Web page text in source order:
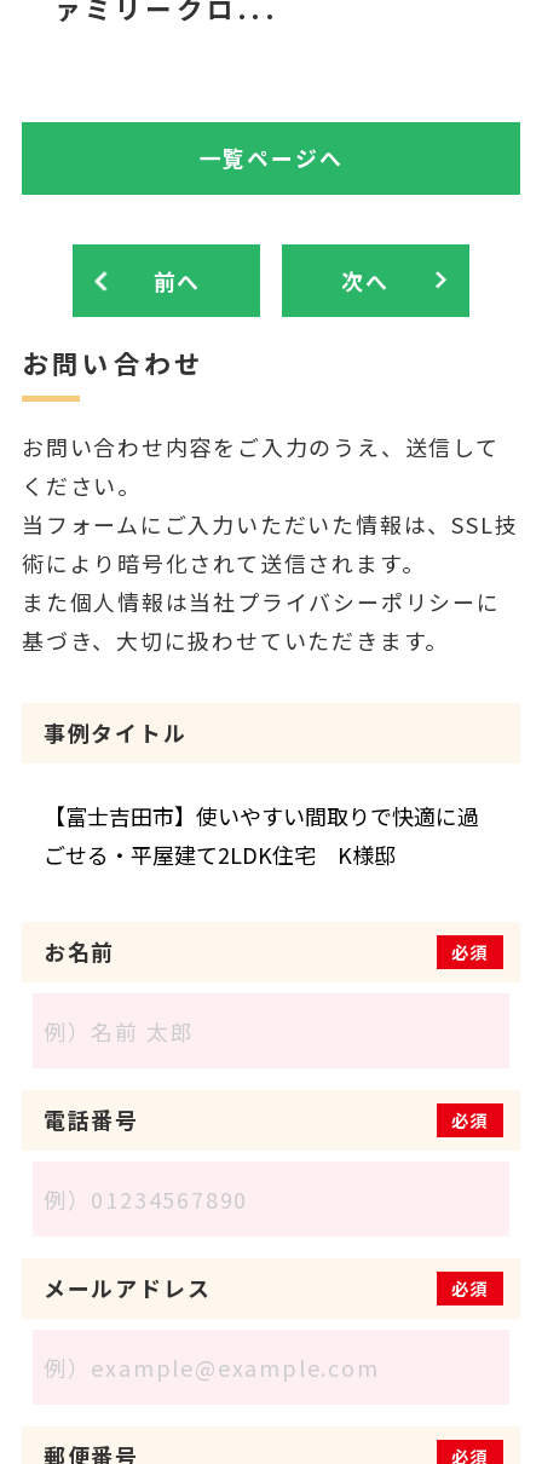
ァミリークロ...
前へ
一覧ページへ
次へ
お問い合わせ
お問い合わせ内容をご入力のうえ、送信して
ください。
当フォームにご入力いただいた情報は、SSL技
術により暗号化されて送信されます。
また個人情報は当社プライバシーポリシーに
基づき、大切に扱わせていただきます。
事例タイトル
お名前 必須
電話番号 必須
メールアドレス 必須
郵便番号 必須